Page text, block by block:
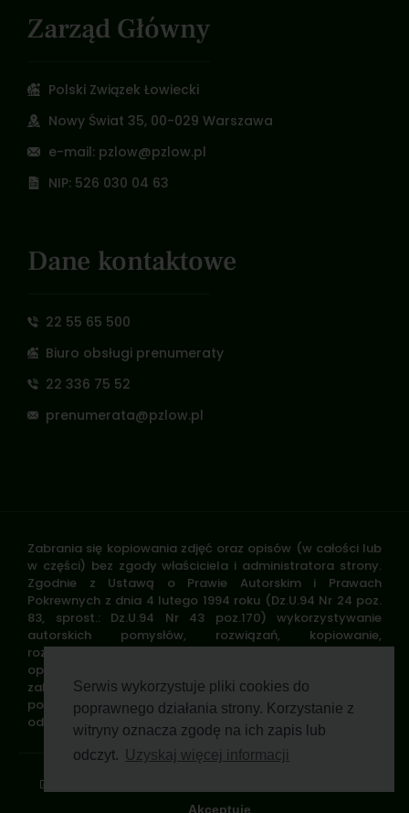
Serwis wykorzystuje pliki cookies do
poprawnego działania strony. Korzystanie z
witryny oznacza zgodę na ich zapis lub
odczyt.
Uzyskaj więcej informacji
Akceptuje
Zarząd Główny
Polski Związek Łowiecki
Nowy Świat 35, 00-029 Warszawa
e-mail: pzlow@pzlow.pl
NIP: 526 030 04 63
Dane kontaktowe
22 55 65 500
Biuro obsługi prenumeraty
22 336 75 52
prenumerata@pzlow.pl
Zabrania się kopiowania zdjęć oraz opisów (w całości lub
w części) bez zgody właściciela i administratora strony.
Zgodnie z Ustawą o Prawie Autorskim i Prawach
Pokrewnych z dnia 4 lutego 1994 roku (Dz.U.94 Nr 24 poz.
83, sprost.: Dz.U.94 Nr 43 poz.170) wykorzystywanie
autorskich pomysłów, rozwiązań, kopiowanie,
rozpowszechnianie zdjęć, fragmentów grafiki, tekstów
opisów w celach zarobkowych, bez zezwolenia autora jest
zabronione i stanowi naruszenie praw autorskich oraz
podlega karze. Znaki towarowe i graficzne są własnością
odpowiednich firm i/lub instytucji.